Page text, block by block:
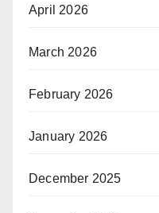
April 2026
March 2026
February 2026
January 2026
December 2025